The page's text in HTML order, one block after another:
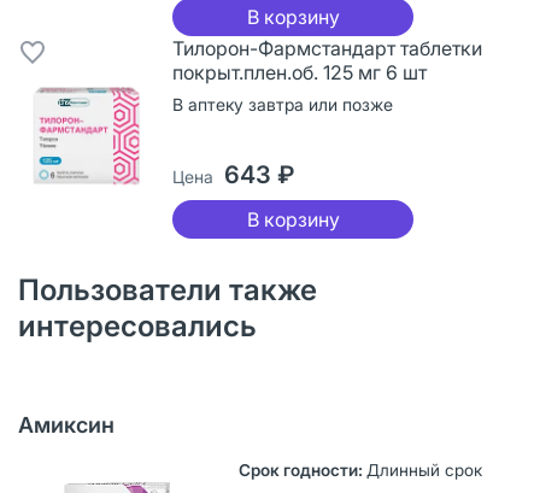
В корзину
Тилорон-Фармстандарт таблетки
покрыт.плен.об. 125 мг 6 шт
В аптеку завтра или позже
Цена 643 ₽
В корзину
Пользователи также
интересовались
Амиксин
Длинный срок